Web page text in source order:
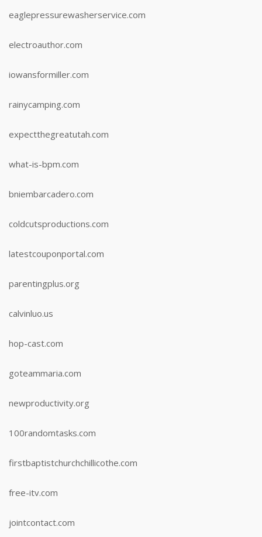
eaglepressurewasherservice.com
electroauthor.com
iowansformiller.com
rainycamping.com
expectthegreatutah.com
what-is-bpm.com
bniembarcadero.com
coldcutsproductions.com
latestcouponportal.com
parentingplus.org
calvinluo.us
hop-cast.com
goteammaria.com
newproductivity.org
100randomtasks.com
firstbaptistchurchchillicothe.com
free-itv.com
jointcontact.com